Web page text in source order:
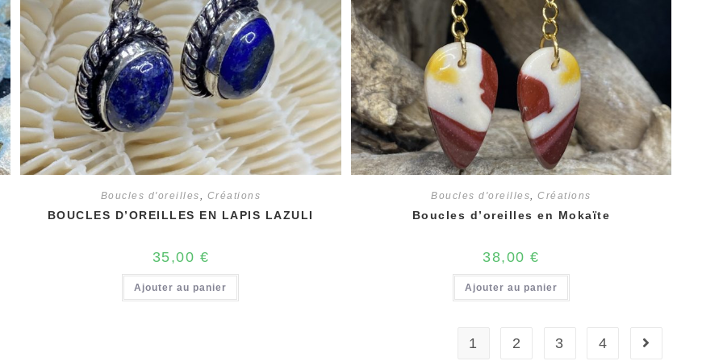
Boucles d'oreilles Créations
BOUCLES D’OREILLES EN LAPIS LAZULI
35,00 €
Ajouter au panier
Boucles d'oreilles ,Créations
Boucles d’oreilles en Mokaïte
38,00€
Ajouter au panier
1 2 3 4